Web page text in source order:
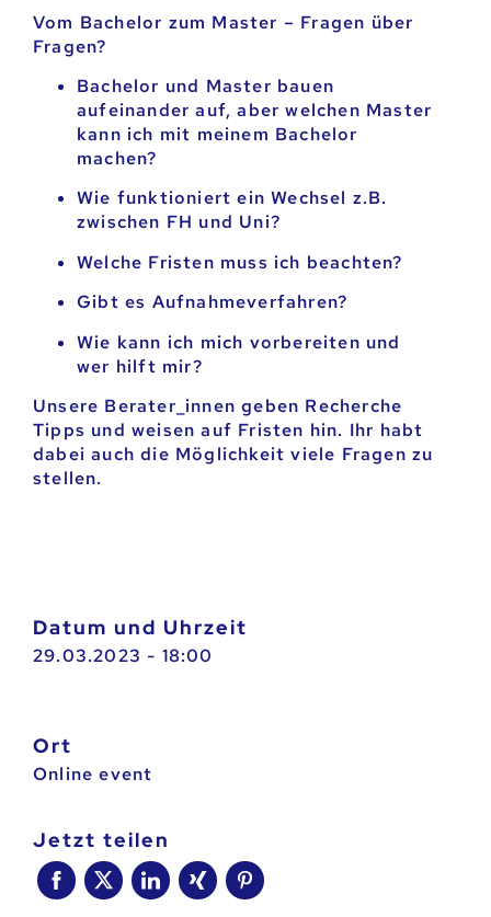
Vom Bachelor zum Master – Fragen über
Fragen?
Bachelor und Master bauen
aufeinander auf, aber welchen Master
kann ich mit meinem Bachelor
machen?
Wie funktioniert ein Wechsel z.B.
zwischen FH und Uni?
Welche Fristen muss ich beachten?
Gibt es Aufnahmeverfahren?
Wie kann ich mich vorbereiten und
wer hilft mir?
Unsere Berater_innen geben Recherche
Tipps und weisen auf Fristen hin. Ihr habt
dabei auch die Möglichkeit viele Fragen zu
stellen.
Datum und Uhrzeit
29.03.2023 - 18:00
Ort
Online event
jetzt teilen